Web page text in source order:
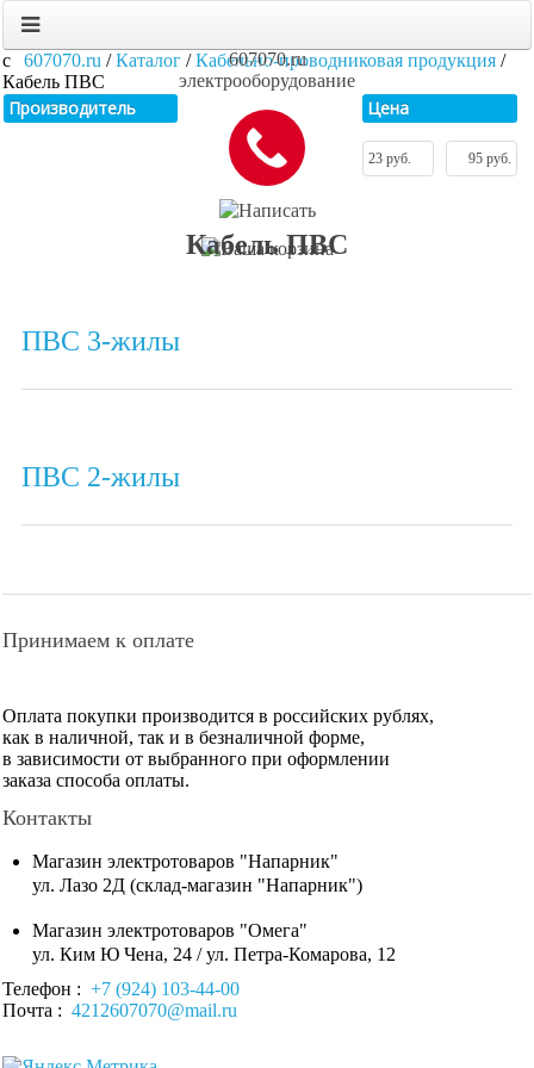
607070.ru
электрооборудование
607070.ru /Каталог /Кабельно-проводниковая продукция /
Кабель ПВС
Производитель Цена
Кабель ПВС
ПВС 3-жилы
ПВС 2-жилы
Принимаем к оплате
Оплата покупки производится в российских рублях,
как в наличной, так и в безналичной форме,
в зависимости от выбранного при оформлении
заказа способа оплаты.
Контакты
Магазин электротоваров "Напарник"
ул. Лазо 2Д (склад-магазин "Напарник")
Магазин электротоваров "Омега"
ул. Ким Ю Чена, 24 / ул. Петра-Комарова, 12
Телефон : +7 (924) 103-44-00
Почта : 4212607070@mail.ru